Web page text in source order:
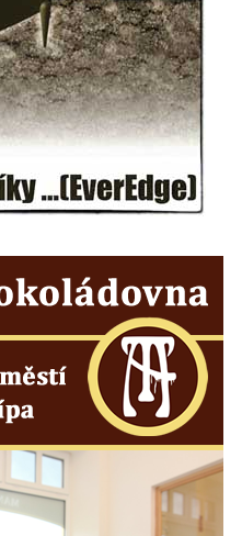
u
radnici v
tábora na
ulici v